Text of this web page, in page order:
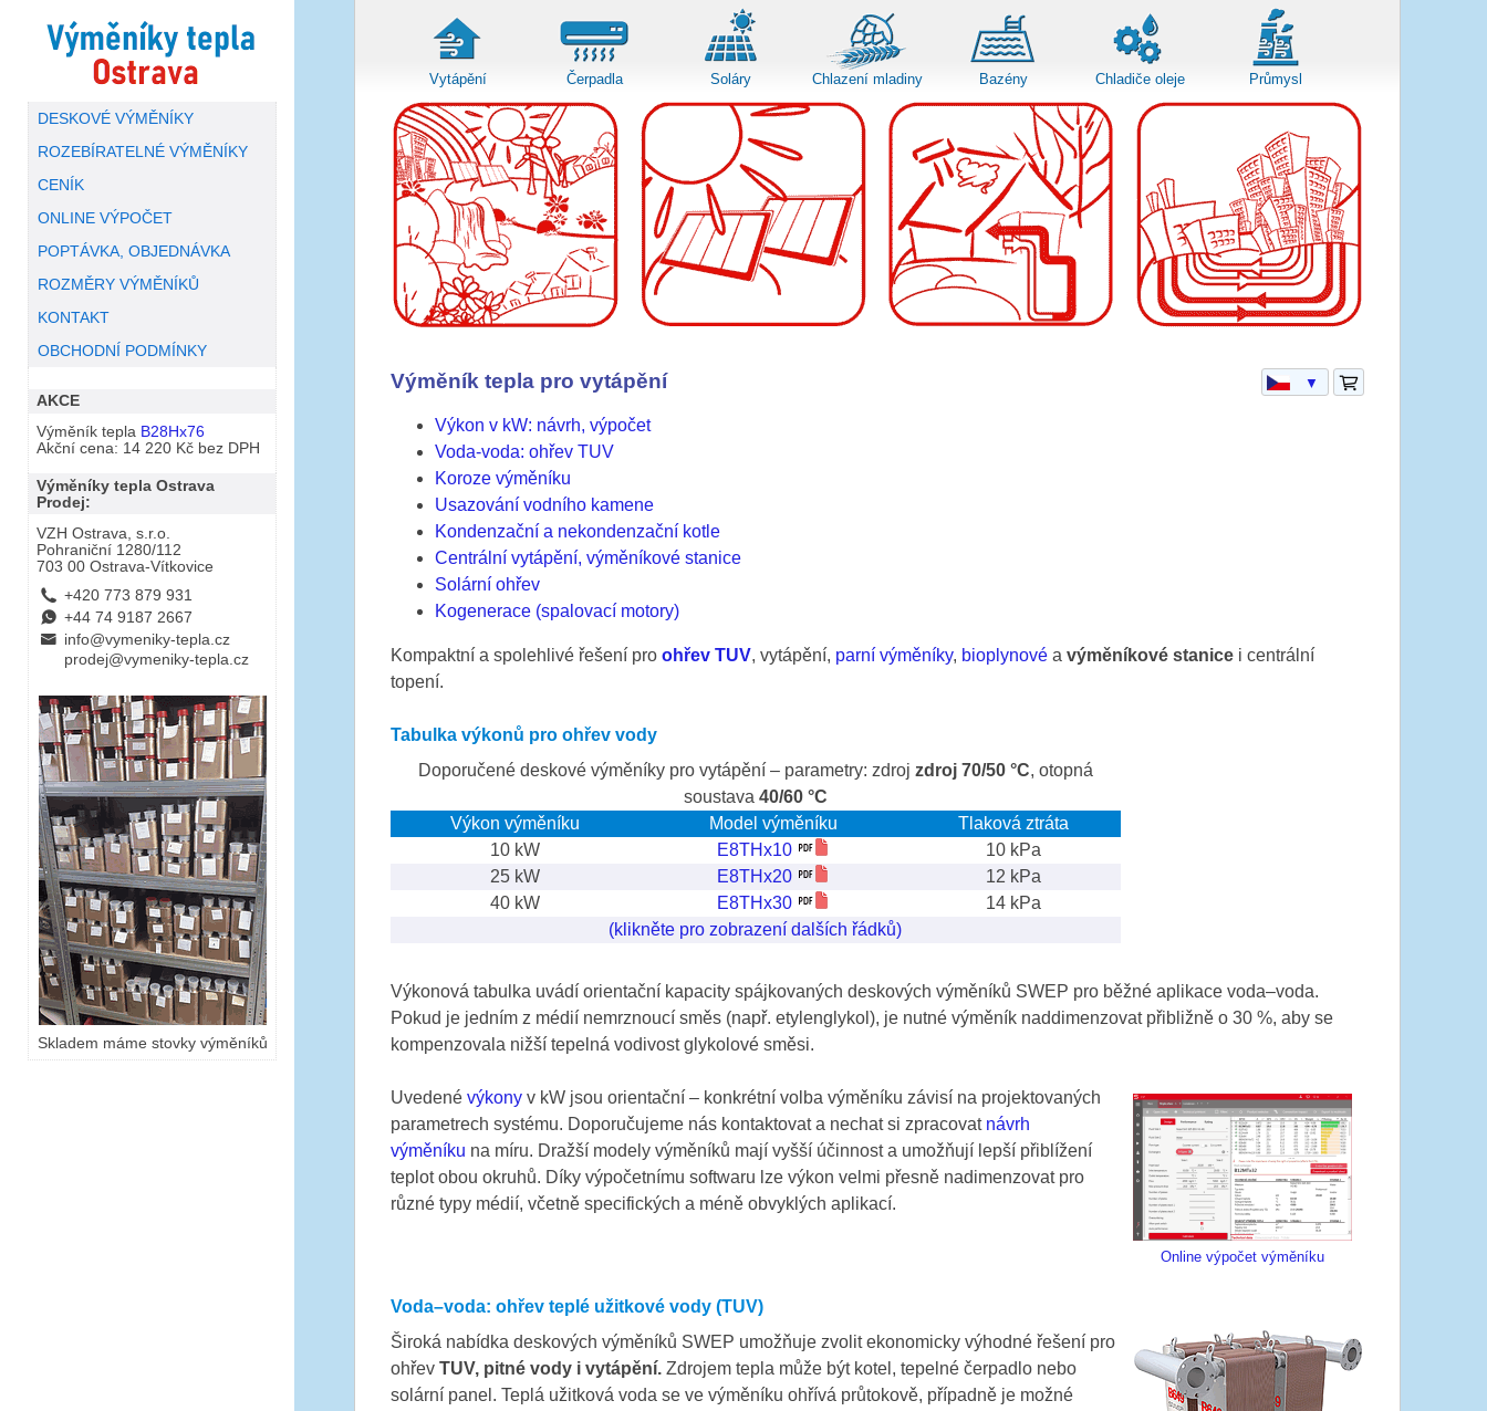
DESKOVÉ VÝMĚNÍKY
ROZEBÍRATELNÉ VÝMĚNÍKY
CENÍK
ONLINE VÝPOČET
POPTÁVKA, OBJEDNÁVKA
ROZMĚRY VÝMĚNÍKŮ
KONTAKT
OBCHODNÍ PODMÍNKY
AKCE
Výměník tepla B28Hx76
Akční cena: 14 220 Kč bez DPH
Výměníky tepla Ostrava
Prodej:
VZH Ostrava, s.r.o.
Pohraniční 1280/112
703 00 Ostrava-Vítkovice
L +420 773 879 931
E +44 74 9187 2667
B info@vymeniky-tepla.cz
prodej@vymeniky-tepla.cz
Skladem máme stovky výměníků
Vytápění Čerpadla Soláry Chlazení mladiny Bazény Chladiče oleje Průmysl
Výměník tepla pro vytápění
Výkon v kW: návrh, výpočet
Voda-voda: ohřev TUV
Koroze výměníku
Usazování vodního kamene
Kondenzační a nekondenzační kotle
Centrální vytápění, výměníkové stanice
Solární ohřev
Kogenerace (spalovací motory)
Kompaktní a spolehlivé řešení pro ohřev TUV, vytápění, parní výměníky, bioplynovéa výměníkové stanicei centrální
topení.
Tabulka výkonů pro ohřev vody
Výkon výměníku Model výměníku
Tlaková ztráta
10 kW
E8THx10
10 kPa
25 kW
E8THx20
12 kPa
40 kW
E8THx30
14 kPa
(klikněte pro zobrazení dalších řádků)
Doporučené deskové výměníky pro vytápění – parametry: zdroj zdroj 70/50 °C, otopná
soustava 40/60 °C
Výkonová tabulka uvádí orientační kapacity spájkovaných deskových výměníků SWEP pro běžné aplikace voda–voda.
Pokud je jedním z médií nemrznoucí směs (např. etylenglykol), je nutné výměník naddimenzovat přibližně o 30 %, aby se
kompenzovala nižší tepelná vodivost glykolové směsi.
Uvedené výkonyv kW jsou orientační – konkrétní volba výměníku závisí na projektovaných
parametrech systému. Doporučujeme nás kontaktovat a nechat si zpracovat návrh
výměníku na míru. Dražší modely výměníků mají vyšší účinnost a umožňují lepší přiblížení
teplot obou okruhů. Díky výpočetnímu softwaru lze výkon velmi přesně nadimenzovat pro
různé typy médií, včetně specifických a méně obvyklých aplikací.
Online výpočet výměníku
Voda–voda: ohřev teplé užitkové vody (TUV)
Široká nabídka deskových výměníků SWEP umožňuje zvolit ekonomicky výhodné řešení pro
ohřev TUV, pitné vody i vytápění.Zdrojem tepla může být kotel, tepelné čerpadlo nebo
solární panel. Teplá užitková voda se ve výměníku ohřívá průtokově, případně je možné
▼